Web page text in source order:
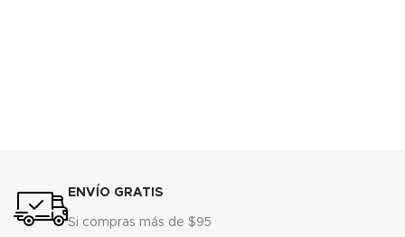
ENVÍO GRATIS
Si compras más de $95